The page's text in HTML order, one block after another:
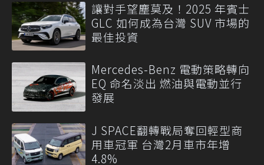
讓對手望塵莫及！2025 年賓士
GLC 如何成為台灣 SUV 市場的
最佳投資
Mercedes-Benz 電動策略轉向
EQ 命名淡出 燃油與電動並行
發展
J SPACE翻轉戰局奪回輕型商
用車冠軍 台灣2月車市年增
4.8%